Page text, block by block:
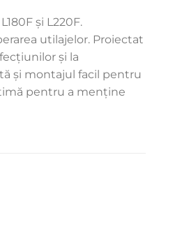
și L220F.
utilajelor. Proiectat
și la
și montajul facil pentru
pentru a menține